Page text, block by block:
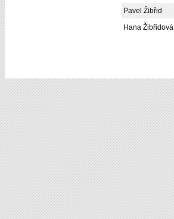
Pavel Žibřid
Hana Žibřidová